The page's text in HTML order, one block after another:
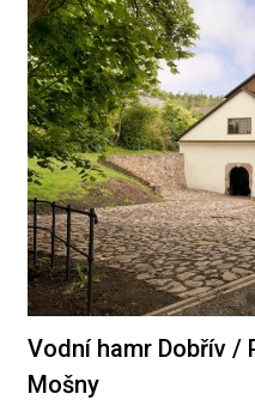
Vodní hamr Dobřív /
Mošny